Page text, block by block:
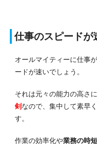
仕事のスピードが
オールマイティーに仕事
ードが速いでしょう。
それは元々の能力の高さに
剣なので、集中して素早
す。
作業の効率化や業務の時